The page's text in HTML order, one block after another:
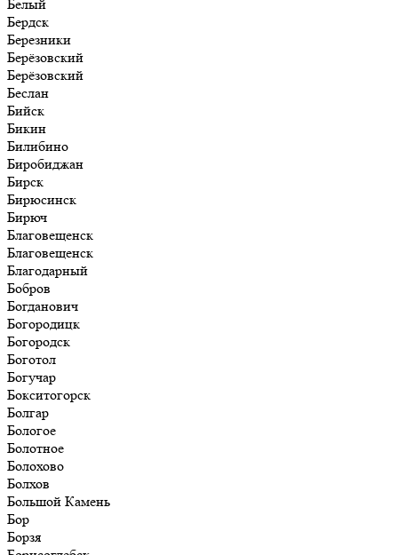
Белый
Бердск
Березники
Берёзовский
Берёзовский
Беслан
Бийск
Бикин
Билибино
Биробиджан
Бирск
Бирюсинск
Бирюч
Благовещенск
Благовещенск
Благодарный
Бобров
Богданович
Богородицк
Богородск
Боготол
Богучар
Бокситогорск
Болгар
Бологое
Болотное
Болохово
Болхов
Большой Камень
Бор
Борзя